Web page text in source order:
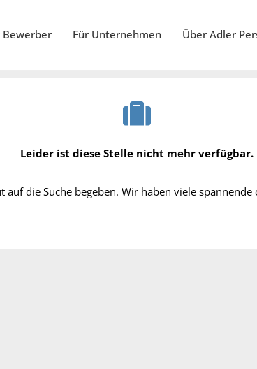
Bewerber Für Unternehmen Über Adler
Leider ist diese Stelle nicht mehr verfügbar.
auf die Suche begeben. Wir haben viele